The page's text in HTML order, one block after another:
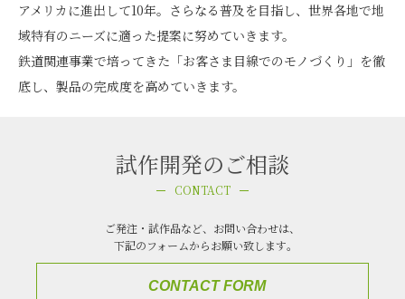
アメリカに進出して10年。さらなる普及を目指し、世界各地で地
域特有のニーズに適った提案に努めていきます。
鉄道関連事業で培ってきた「お客さま目線でのモノづくり」を徹
底し、製品の完成度を高めていきます。
試作開発のご相談
CONTACT
ご発注・試作品など、お問い合わせは、
下記のフォームからお願い致します｡
CONTACT FORM